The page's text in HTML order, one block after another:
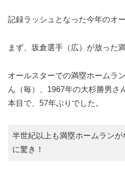
記録ラッシュとなった今年のオー
まず、坂倉選手（広）が放った
オールスターでの満塁ホームラ
ん（毎）、1967年の大杉勝男さ
本目で、57年ぶりでした。
半世紀以上も満塁ホームランが
に驚き！